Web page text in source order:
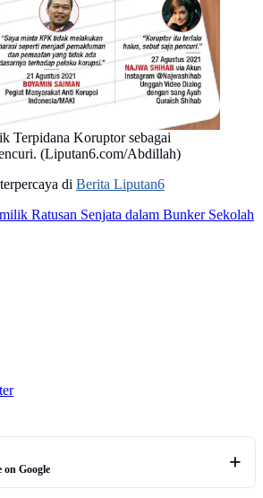
Terpidana Koruptor sebagai
(Liputan6.com/Abdillah)
di Berita Liputan6
Ratusan Senjata dalam Bunker Sekolah
on Google